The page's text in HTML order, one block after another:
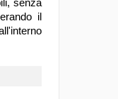
senza
il